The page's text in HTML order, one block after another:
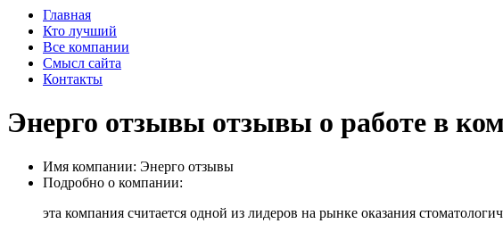
Главная
Кто лучший
Все компании
Смысл сайта
Контакты
Энерго отзывы отзывы о работе в
Имя компании: Энерго отзывы
Подробно о компании:
эта компания считается одной из лидеров на рынке оказания